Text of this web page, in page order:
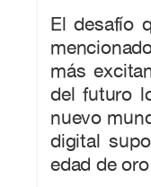
El desafío
más
del futuro
nuevo
digital
edad de